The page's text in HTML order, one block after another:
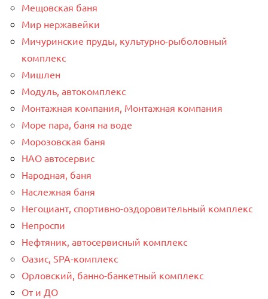
Мещовская баня
Мир нержавейки
Мичуринские пруды, культурно-рыболовный
комплекс
Мишлен
Модуль, автокомплекс
Монтажная компания, Монтажная компания
Море пара, баня на воде
Морозовская баня
НАО автосервис
Народная, баня
Наслежная баня
Негоциант, спортивно-оздоровительный комплекс
Непроспи
Нефтяник, автосервисный комплекс
Оазис, SPA-комплекс
Орловский, банно-банкетный комплекс
От и ДО